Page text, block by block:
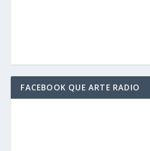
FACEBOOK QUE ARTE RADIO